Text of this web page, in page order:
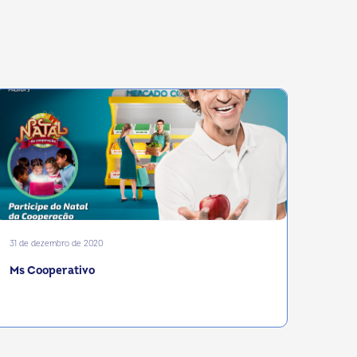
31 de dezembro de 2020
Ms Cooperativo